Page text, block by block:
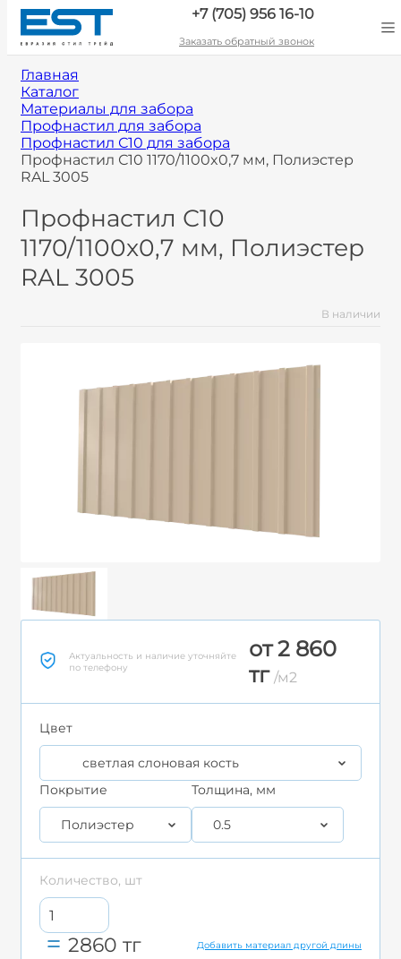
+7 (705) 956 16-10
Заказать обратный звонок
Главная
Каталог
Материалы для забора
Профнастил для забора
Профнастил С10 для забора
Профнастил С10 1170/1100x0,7 мм, Полиэстер
RAL 3005
Профнастил С10
1170/1100x0,7 мм, Полиэстер
RAL 3005
В наличии
Актуальность и наличие уточняйте
по телефону
от 2 860
тг/м2
Цвет
светлая слоновая кость
Покрытие
Полиэстер
Толщина, мм
0.5
Количество, шт
2860 тг Добавить материал другой длины